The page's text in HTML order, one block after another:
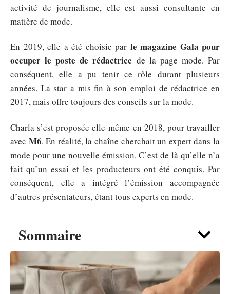
Sommaire
activité de journalisme, elle est aussi consultante en
matière de mode.
En 2019, elle a été choisie par le magazine Gala pour
occuper le poste de rédactrice de la page mode. Par
conséquent, elle a pu tenir ce rôle durant plusieurs
années. La star a mis fin à son emploi de rédactrice en
2017, mais offre toujours des conseils sur la mode.
Charla s’est proposée elle-même en 2018, pour travailler
avec M6. En réalité, la chaîne cherchait un expert dans la
mode pour une nouvelle émission. C’est de là qu’elle n’a
fait qu’un essai et les producteurs ont été conquis. Par
conséquent, elle a intégré l’émission accompagnée
d’autres présentateurs, étant tous experts en mode.